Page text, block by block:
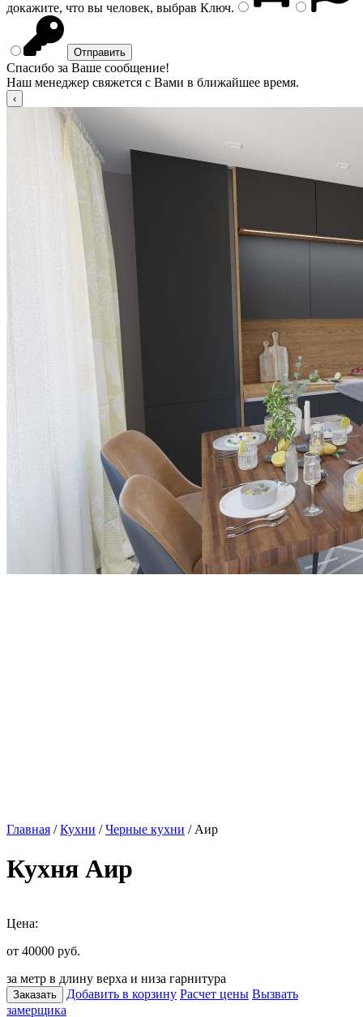
докажите, что вы человек, выбрав Ключ.
Спасибо за Ваше сообщение!
Наш менеджер свяжется с Вами в ближайшее время.
Главная /Кухни /Черные кухни / Аир
Кухня Аир
Цена:
от 40000 руб.
за метр в длину верха и низа гарнитура
Заказать Добавить в корзину Расчет цены Вызвать
замерщика